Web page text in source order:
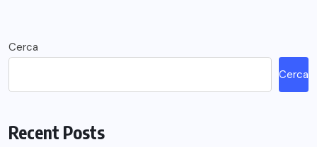
Cerca
Cerca
Recent Posts